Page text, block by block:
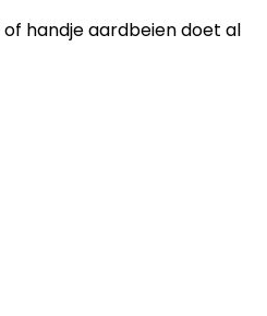
of handje aardbeien doet al